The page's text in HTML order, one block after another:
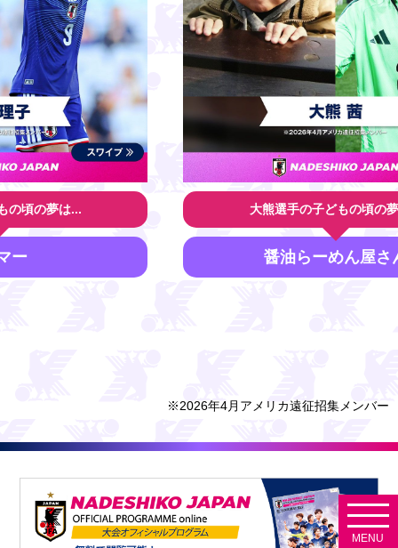
大熊選手の子どもの頃の夢は...
醤油らーめん屋さん
※2026年4月アメリカ遠征招集メンバー
MENU